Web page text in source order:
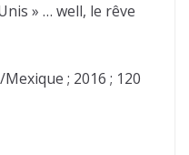
» … well, le rêve
; 2016 ; 120